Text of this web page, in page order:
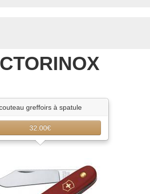
greffoirs à spatule
32.00€